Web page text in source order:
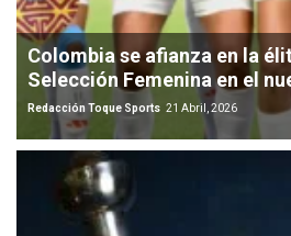
Colombia se afianza en la
Selección Femenina en el
Redacción Toque Sports 21 Abril, 2026